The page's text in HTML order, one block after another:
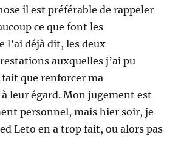
il est préférable de rappeler
ce que font les
l’ai déjà dit, les deux
auxquelles j’ai pu
que renforcer ma
leur égard. Mon jugement est
personnel, mais hier soir, je
Leto en a trop fait, ou alors pas